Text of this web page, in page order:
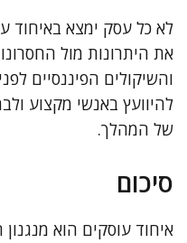
לא כל עסק ימצא באיחוד
את היתרונות מול
והשיקולים הפיננסיים
להיוועץ באנשי מקצוע
של המהלך.
סיכום
איחוד עוסקים הוא